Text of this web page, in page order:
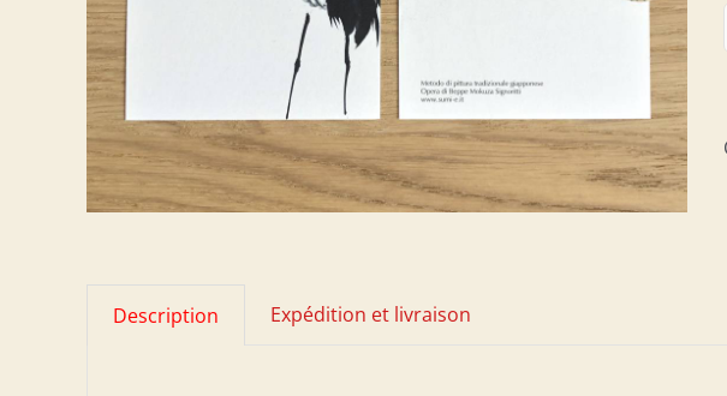
Description Expédition et livraison